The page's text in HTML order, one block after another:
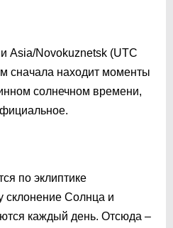
Asia/Novokuznetsk (UTC
сначала находит моменты
солнечном времени,
по эклиптике
склонение Солнца и
каждый день. Отсюда –